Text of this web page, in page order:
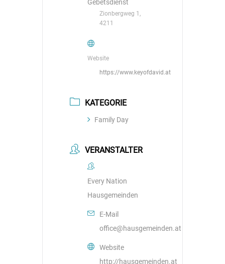
Gebetsdienst
Zionbergweg 1,
4211
Website
https://www.keyofdavid.at
KATEGORIE
Family Day
VERANSTALTER
Every Nation
Hausgemeinden
E-Mail
office@hausgemeinden.at
Website
http://hausgemeinden.at